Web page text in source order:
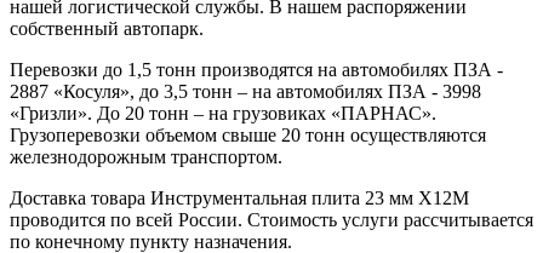
нашей логистической службы. В нашем распоряжении
собственный автопарк.
Перевозки до 1,5 тонн производятся на автомобилях ПЗА -
2887 «Косуля», до 3,5 тонн – на автомобилях ПЗА - 3998
«Гризли». До 20 тонн – на грузовиках «ПАРНАС».
Грузоперевозки объемом свыше 20 тонн осуществляются
железнодорожным транспортом.
Доставка товара Инструментальная плита 23 мм Х12М
проводится по всей России. Стоимость услуги рассчитывается
по конечному пункту назначения.